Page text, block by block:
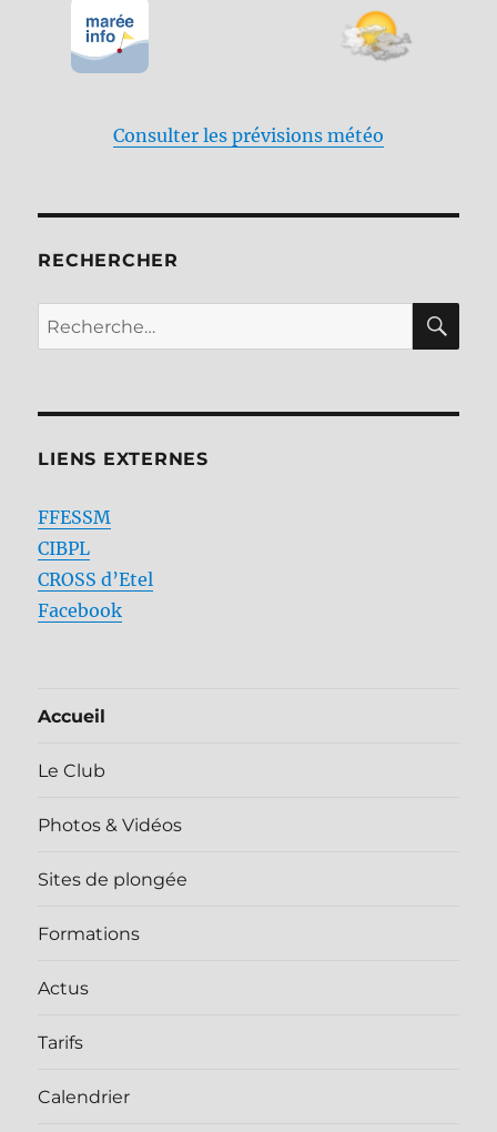
Consulter les prévisions météo
RECHERCHER
Recherche
pour :
LIENS EXTERNES
FFESSM
CIBPL
CROSS d’Etel
Facebook
Accueil
Le Club
Photos & Vidéos
Sites de plongée
Formations
Actus
Tarifs
Calendrier